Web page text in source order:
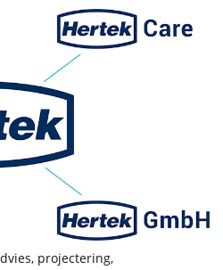
projectering,